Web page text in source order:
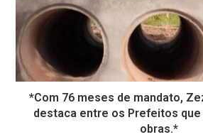
*Com 76 meses de mandato,
destaca entre os Prefeitos
obras.*